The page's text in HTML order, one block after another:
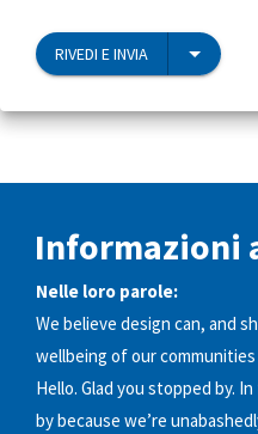
RIVEDI E INVIA
Informazioni
Nelle loro parole:
We believe design can, and
wellbeing of our
Hello. Glad you stopped by.
by because we’re